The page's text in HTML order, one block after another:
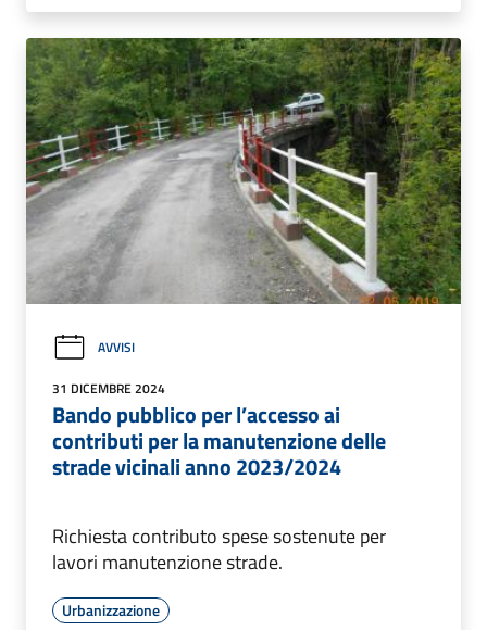
AVVISI
31 DICEMBRE 2024
Bando pubblico per l’accesso ai
contributi per la manutenzione delle
strade vicinali anno 2023/2024
Richiesta contributo spese sostenute per
lavori manutenzione strade.
Urbanizzazione